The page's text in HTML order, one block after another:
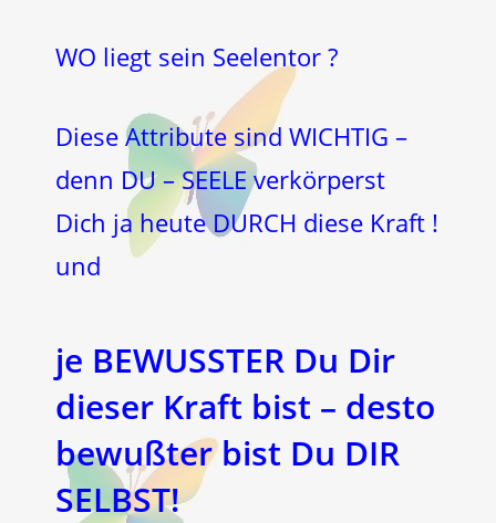
WO liegt sein Seelentor ?
Diese Attribute sind WICHTIG –
denn DU – SEELE verkörperst
Dich ja heute DURCH diese Kraft !
und
je BEWUSSTER Du Dir
dieser Kraft bist – desto
bewußter bist Du DIR
SELBST!